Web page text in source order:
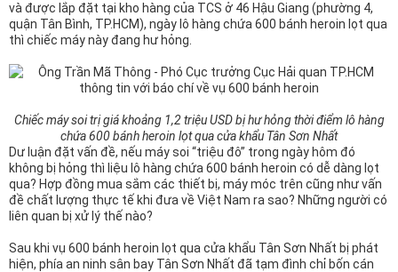
và được lắp đặt tại kho hàng của TCS ở 46 Hậu Giang (phường 4,
quận Tân Bình, TP.HCM), ngày lô hàng chứa 600 bánh heroin lọt qua
thì chiếc máy này đang hư hỏng.
Chiếc máy soi trị giá khoảng 1,2 triệu USD bị hư hỏng thời điểm lô hàng
chứa 600 bánh heroin lọt qua cửa khẩu Tân Sơn Nhất
Dư luận đặt vấn đề, nếu máy soi “triệu đô” trong ngày hôm đó
không bị hỏng thì liệu lô hàng chứa 600 bánh heroin có dễ dàng lọt
qua? Hợp đồng mua sắm các thiết bị, máy móc trên cũng như vấn
đề chất lượng thực tế khi đưa về Việt Nam ra sao? Những người có
liên quan bị xử lý thế nào?
Sau khi vụ 600 bánh heroin lọt qua cửa khẩu Tân Sơn Nhất bị phát
hiện, phía an ninh sân bay Tân Sơn Nhất đã tạm đình chỉ bốn cán